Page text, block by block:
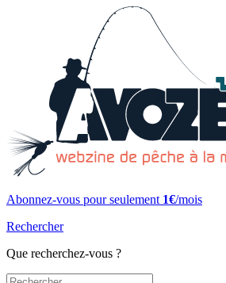
Abonnez-vous pour seulement 1€/mois
Rechercher
Que recherchez-vous ?